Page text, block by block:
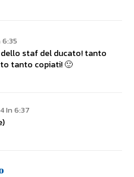
staf del ducato! tanto
tanto copiati! 🙂
In 6:37